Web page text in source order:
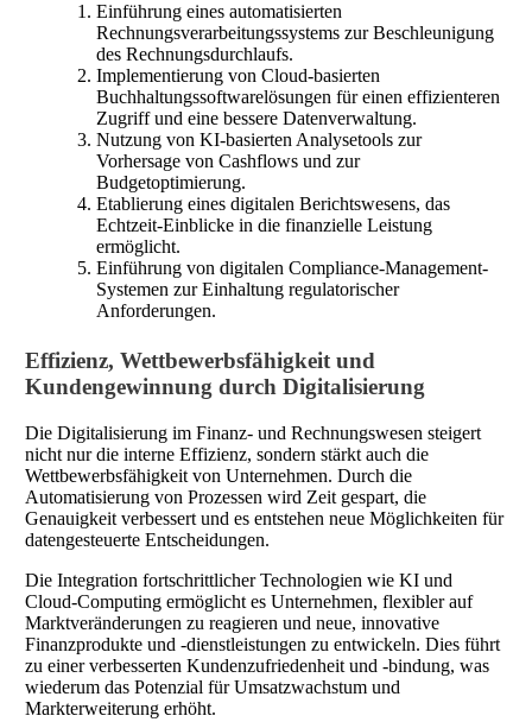
Einführung eines automatisierten
Rechnungsverarbeitungssystems zur Beschleunigung
des Rechnungsdurchlaufs.
Implementierung von Cloud-basierten
Buchhaltungssoftwarelösungen für einen effizienteren
Zugriff und eine bessere Datenverwaltung.
Nutzung von KI-basierten Analysetools zur
Vorhersage von Cashflows und zur
Budgetoptimierung.
Etablierung eines digitalen Berichtswesens, das
Echtzeit-Einblicke in die finanzielle Leistung
ermöglicht.
Einführung von digitalen Compliance-Management-
Systemen zur Einhaltung regulatorischer
Anforderungen.
Effizienz, Wettbewerbsfähigkeit und
Kundengewinnung durch Digitalisierung
Die Digitalisierung im Finanz- und Rechnungswesen steigert
nicht nur die interne Effizienz, sondern stärkt auch die
Wettbewerbsfähigkeit von Unternehmen. Durch die
Automatisierung von Prozessen wird Zeit gespart, die
Genauigkeit verbessert und es entstehen neue Möglichkeiten für
datengesteuerte Entscheidungen.
Die Integration fortschrittlicher Technologien wie KI und
Cloud-Computing ermöglicht es Unternehmen, flexibler auf
Marktveränderungen zu reagieren und neue, innovative
Finanzprodukte und -dienstleistungen zu entwickeln. Dies führt
zu einer verbesserten Kundenzufriedenheit und -bindung, was
wiederum das Potenzial für Umsatzwachstum und
Markterweiterung erhöht.